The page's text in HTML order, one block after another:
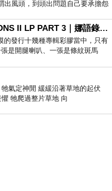
出風頭，到頭出問題自己要承擔怨
CONFESSIONS II LP PART 3｜娜語錄II LP PART 3
的發行十幾種專輯彩膠當中，只有
是開腿喇叭、一張是條紋斑馬
只剩澳洲商店AU STORE
氣定神閒 緩緩沿著草地的起伏
牠爬過整片草地 向